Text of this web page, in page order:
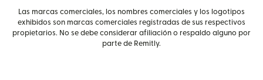
Las marcas comerciales, los nombres comerciales y los logotipos
exhibidos son marcas comerciales registradas de sus respectivos
propietarios. No se debe considerar afiliación o respaldo alguno por
parte de Remitly.